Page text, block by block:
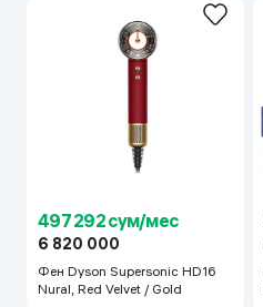
497 292 сум/мес
6 820 000
Фен Dyson Supersonic HD16
Nural, Red Velvet / Gold